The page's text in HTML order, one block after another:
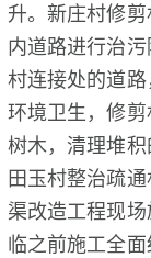
升。新庄村修
内道路进行治
村连接处的道
环境卫生，修
树木，清理堆
田玉村整治疏
渠改造工程现
临之前施工全